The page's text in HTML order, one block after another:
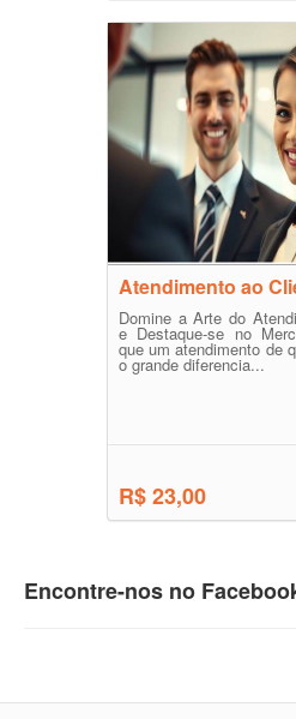
Atendimento ao
Domine a Arte do
e Destaque-se no
que um atendimento de
o grande diferencia...
R$ 23,00
Encontre-nos no